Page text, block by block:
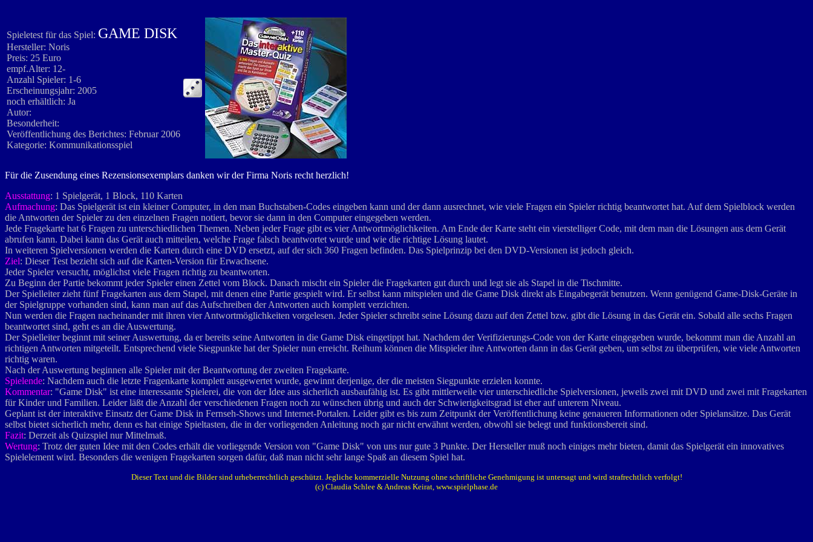
Spieletest für das Spiel: GAME DISK
Hersteller: Noris
Preis: 25 Euro
empf.Alter: 12-
Anzahl Spieler: 1-6
Erscheinungsjahr: 2005
noch erhältlich: Ja
Autor:
Besonderheit:
Veröffentlichung des Berichtes: Februar 2006
Kategorie: Kommunikationsspiel
Für die Zusendung eines Rezensionsexemplars danken wir der Firma Noris recht herzlich!
Ausstattung: 1 Spielgerät, 1 Block, 110 Karten
Aufmachung: Das Spielgerät ist ein kleiner Computer, in den man Buchstaben-Codes eingeben kann und der dann ausrechnet, wie viele Fragen ein Spieler richtig beantwortet hat. Auf dem Spielblock werden
die Antworten der Spieler zu den einzelnen Fragen notiert, bevor sie dann in den Computer eingegeben werden.
Jede Fragekarte hat 6 Fragen zu unterschiedlichen Themen. Neben jeder Frage gibt es vier Antwortmöglichkeiten. Am Ende der Karte steht ein vierstelliger Code, mit dem man die Lösungen aus dem Gerät
abrufen kann. Dabei kann das Gerät auch mitteilen, welche Frage falsch beantwortet wurde und wie die richtige Lösung lautet.
In weiteren Spielversionen werden die Karten durch eine DVD ersetzt, auf der sich 360 Fragen befinden. Das Spielprinzip bei den DVD-Versionen ist jedoch gleich.
Ziel: Dieser Test bezieht sich auf die Karten-Version für Erwachsene.
Jeder Spieler versucht, möglichst viele Fragen richtig zu beantworten.
Zu Beginn der Partie bekommt jeder Spieler einen Zettel vom Block. Danach mischt ein Spieler die Fragekarten gut durch und legt sie als Stapel in die Tischmitte.
Der Spielleiter zieht fünf Fragekarten aus dem Stapel, mit denen eine Partie gespielt wird. Er selbst kann mitspielen und die Game Disk direkt als Eingabegerät benutzen. Wenn genügend Game-Disk-Geräte in
der Spielgruppe vorhanden sind, kann man auf das Aufschreiben der Antworten auch komplett verzichten.
Nun werden die Fragen nacheinander mit ihren vier Antwortmöglichkeiten vorgelesen. Jeder Spieler schreibt seine Lösung dazu auf den Zettel bzw. gibt die Lösung in das Gerät ein. Sobald alle sechs Fragen
beantwortet sind, geht es an die Auswertung.
Der Spielleiter beginnt mit seiner Auswertung, da er bereits seine Antworten in die Game Disk eingetippt hat. Nachdem der Verifizierungs-Code von der Karte eingegeben wurde, bekommt man die Anzahl an
richtigen Antworten mitgeteilt. Entsprechend viele Siegpunkte hat der Spieler nun erreicht. Reihum können die Mitspieler ihre Antworten dann in das Gerät geben, um selbst zu überprüfen, wie viele Antworten
richtig waren.
Nach der Auswertung beginnen alle Spieler mit der Beantwortung der zweiten Fragekarte.
Spielende: Nachdem auch die letzte Fragenkarte komplett ausgewertet wurde, gewinnt derjenige, der die meisten Siegpunkte erzielen konnte.
Kommentar: "Game Disk" ist eine interessante Spielerei, die von der Idee aus sicherlich ausbaufähig ist. Es gibt mittlerweile vier unterschiedliche Spielversionen, jeweils zwei mit DVD und zwei mit Fragekarten
für Kinder und Familien. Leider läßt die Anzahl der verschiedenen Fragen noch zu wünschen übrig und auch der Schwierigkeitsgrad ist eher auf unterem Niveau.
Geplant ist der interaktive Einsatz der Game Disk in Fernseh-Shows und Internet-Portalen. Leider gibt es bis zum Zeitpunkt der Veröffentlichung keine genaueren Informationen oder Spielansätze. Das Gerät
selbst bietet sicherlich mehr, denn es hat einige Spieltasten, die in der vorliegenden Anleitung noch gar nicht erwähnt werden, obwohl sie belegt und funktionsbereit sind.
Fazit: Derzeit als Quizspiel nur Mittelmaß.
Wertung: Trotz der guten Idee mit den Codes erhält die vorliegende Version von "Game Disk" von uns nur gute 3 Punkte. Der Hersteller muß noch einiges mehr bieten, damit das Spielgerät ein innovatives
Spielelement wird. Besonders die wenigen Fragekarten sorgen dafür, daß man nicht sehr lange Spaß an diesem Spiel hat.
Dieser Text und die Bilder sind urheberrechtlich geschützt. Jegliche kommerzielle Nutzung ohne schriftliche Genehmigung ist untersagt und wird strafrechtlich verfolgt!
(c) Claudia Schlee & Andreas Keirat, www.spielphase.de